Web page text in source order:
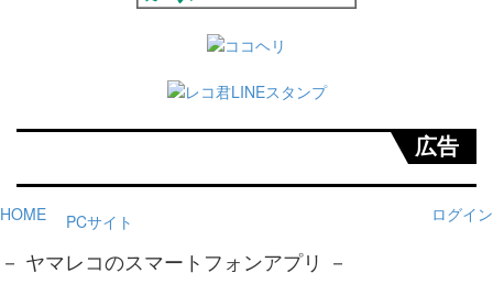
広告
HOME ログイン
PCサイト
－ ヤマレコのスマートフォンアプリ －